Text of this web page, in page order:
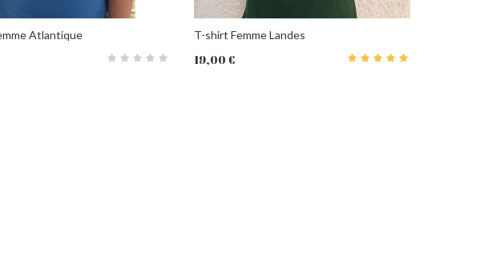
Atlantique T-shirt Femme Landes
19,00 €